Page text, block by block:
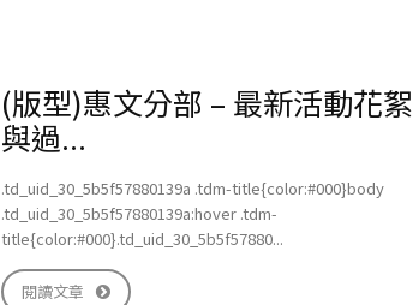
班
(版型)惠文分部 – 最新活動花絮
與過...
.td_uid_30_5b5f57880139a .tdm-title{color:#000}body
.td_uid_30_5b5f57880139a:hover .tdm-
title{color:#000}.td_uid_30_5b5f57880...
閱讀文章